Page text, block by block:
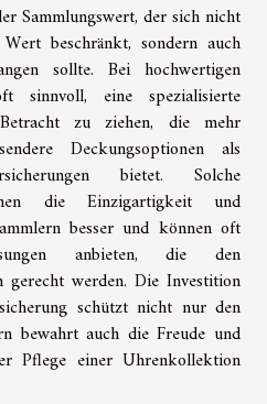
Sammlungswert, der sich nicht
beschränkt, sondern auch
sollte. Bei hochwertigen
sinnvoll, eine spezialisierte
zu ziehen, die mehr
Deckungsoptionen als
bietet. Solche
die Einzigartigkeit und
besser und können oft
anbieten, die den
gerecht werden. Die Investition
schützt nicht nur den
bewahrt auch die Freude und
Pflege einer Uhrenkollektion